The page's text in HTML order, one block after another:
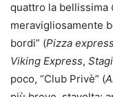
quattro la bellissima
meravigliosamente
bordi” (Pizza express
Viking Express,
poco, “Club Privè” (